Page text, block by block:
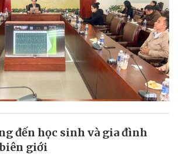
đến học sinh và gia đình
giới